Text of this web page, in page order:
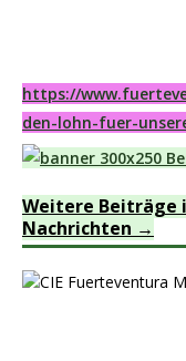
https://
den-lohn-fuer-
Weitere Beiträge
Nachrichten